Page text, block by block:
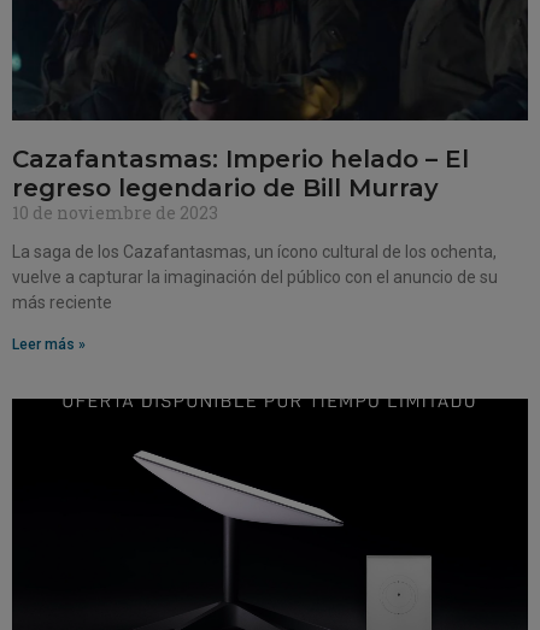
Cazafantasmas: Imperio helado – El
regreso legendario de Bill Murray
10 de noviembre de 2023
La saga de los Cazafantasmas, un ícono cultural de los ochenta,
vuelve a capturar la imaginación del público con el anuncio de su
más reciente
Leer más »